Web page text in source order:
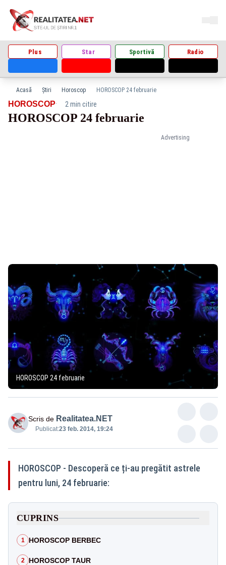
Plus Star Sportivă Radio
Acasă Știri Horoscop HOROSCOP 24 februarie
Advertising
HOROSCOP· 2 min citire
HOROSCOP 24 februarie
HOROSCOP 24 februarie
Scris de Realitatea.NET
Publicat:23 feb. 2014, 19:24
HOROSCOP - Descoperă ce ți-au pregătit astrele
pentru luni, 24 februarie:
CUPRINS
1 HOROSCOP BERBEC
2 HOROSCOP TAUR